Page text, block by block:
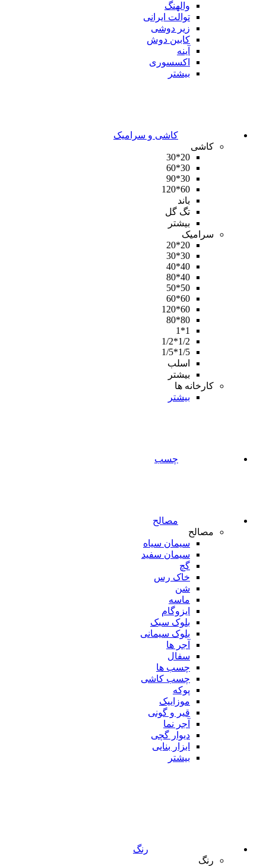
والهنگ
توالت ایرانی
زیر دوشی
کابین دوش
آینه
اکسسوری
بیشتر
کاشی و سرامیک
کاشی
20*30
30*60
30*90
60*120
باند
تگ گل
بیشتر
سرامیک
20*20
30*30
40*40
40*80
50*50
60*60
60*120
80*80
1*1
1/2*1/2
1/5*1/5
اسلب
بیشتر
کارخانه ها
بیشتر
چسب
مصالح
مصالح
سیمان سیاه
سیمان سفید
گچ
خاک رس
شن
ماسه
ایزوگام
بلوک سبک
بلوک سیمانی
آجر ها
سفال
چسب ها
چسب کاشی
پوکه
موزاییک
قیر و گونی
آجر نما
دیوار گچی
ابزار بنایی
بیشتر
رنگ
رنگ